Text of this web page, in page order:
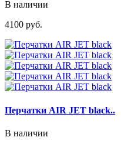
В наличии
4100 руб.
Перчатки AIR JET black..
В наличии